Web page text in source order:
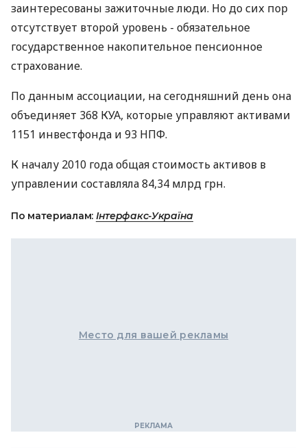
заинтересованы зажиточные люди. Но до сих пор
отсутствует второй уровень - обязательное
государственное накопительное пенсионное
страхование.
По данным ассоциации, на сегодняшний день она
объединяет 368 КУА, которые управляют активами
1151 инвестфонда и 93 НПФ.
К началу 2010 года общая стоимость активов в
управлении составляла 84,34 млрд грн.
По материалам: Інтерфакс-Україна
Место для вашей рекламы